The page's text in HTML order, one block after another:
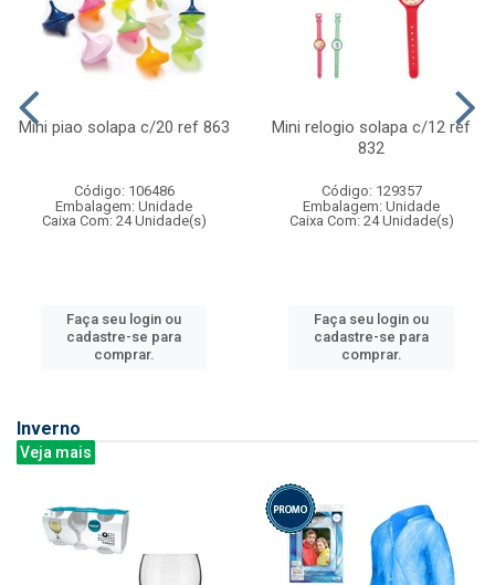
Mini piao solapa c/20 ref 863
Código: 106486
Embalagem: Unidade
Caixa Com: 24 Unidade(s)
Faça seu login ou
cadastre-se para
comprar.
Mini relogio solapa c/12 ref
832
Código: 129357
Embalagem: Unidade
Caixa Com: 24 Unidade(s)
Faça seu login ou
cadastre-se para
comprar.
Inverno
Veja mais